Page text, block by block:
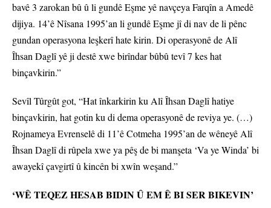
bavê 3 zarokan bû û li gundê Eşme yê navçeya Farqîn a Amedê
dijiya. 14’ê Nîsana 1995’an li gundê Eşme jî di nav de li pênc
gundan operasyona leşkerî hate kirin. Di operasyonê de Alî
Îhsan Daglî yê ji destê xwe birîndar bûbû tevî 7 kes hat
binçavkirin.”
Sevîl Tûrgût got, “Hat înkarkirin ku Alî Îhsan Daglî hatiye
binçavkirin, hat gotin ku di dema operasyonê de reviya ye. (…)
Rojnameya Evrenselê di 11’ê Cotmeha 1995’an de wêneyê Alî
Îhsan Daglî di rûpela xwe ya pêş de bi manşeta ‘Va ye Winda’ bi
awayekî çavgirtî û kincên bi xwîn weşand.”
‘WÊ TEQEZ HESAB BIDIN Û EM Ê BI SER BIKEVIN’